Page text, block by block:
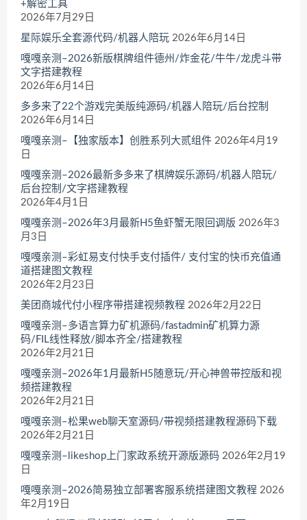
+解密工具
2026年7月29日
星际娱乐全套源代码/机器人陪玩 2026年6月14日
嘎嘎亲测–2026新版棋牌组件德州/炸金花/牛牛/龙虎斗带
文字搭建教程
2026年6月14日
多多来了22个游戏完美版纯源码/机器人陪玩/后台控制
2026年6月14日
嘎嘎亲测–【独家版本】创胜系列大贰组件 2026年4月19
日
嘎嘎亲测–2026最新多多来了棋牌娱乐源码/机器人陪玩/
后台控制/文字搭建教程
2026年4月1日
嘎嘎亲测–2026年3月最新H5鱼虾蟹无限回调版 2026年3
月3日
嘎嘎亲测–彩虹易支付快手支付插件/ 支付宝的快币充值通
道搭建图文教程
2026年2月23日
美团商城代付小程序带搭建视频教程 2026年2月22日
嘎嘎亲测–多语言算力矿机源码/fastadmin矿机算力源
码/FIL线性释放/脚本齐全/搭建教程
2026年2月21日
嘎嘎亲测–2026年1月最新H5随意玩/开心神兽带控版和视
频搭建教程
2026年2月21日
嘎嘎亲测–松果web聊天室源码/带视频搭建教程源码下载
2026年2月21日
嘎嘎亲测–likeshop上门家政系统开源版源码 2026年2月19
日
嘎嘎亲测–2026简易独立部署客服系统搭建图文教程 2026
年2月19日